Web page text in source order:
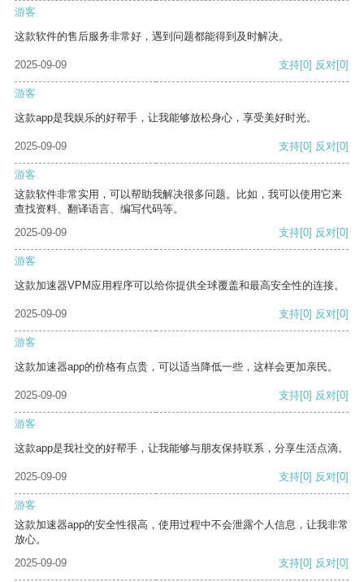
游客
这款软件的售后服务非常好，遇到问题都能得到及时解决。
2025-09-09 支持[0] 反对[0]
游客
这款app是我娱乐的好帮手，让我能够放松身心，享受美好时光。
2025-09-09 支持[0] 反对[0]
游客
这款软件非常实用，可以帮助我解决很多问题。比如，我可以使用它来
查找资料、翻译语言、编写代码等。
2025-09-09
支持[0] 反对[0]
游客
这款加速器VPM应用程序可以给你提供全球覆盖和最高安全性的连接。
2025-09-09 支持[0] 反对[0]
游客
这款加速器app的价格有点贵，可以适当降低一些，这样会更加亲民。
2025-09-09 支持[0] 反对[0]
游客
这款app是我社交的好帮手，让我能够与朋友保持联系，分享生活点滴。
2025-09-09 支持[0] 反对[0]
游客
这款加速器app的安全性很高，使用过程中不会泄露个人信息，让我非常
放心。
2025-09-09
支持[0] 反对[0]